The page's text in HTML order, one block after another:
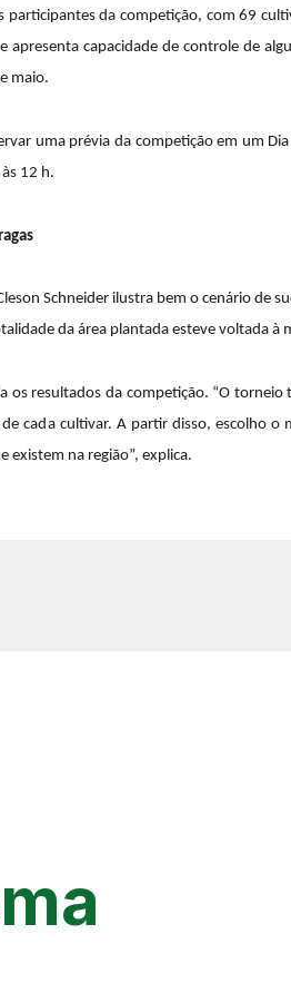
participantes da competição, com 69
apresenta capacidade de controle de
maio.
uma prévia da competição em um
12 h.
Schneider ilustra bem o cenário de
da área plantada esteve voltada à
os resultados da competição. “O
cada cultivar. A partir disso, escolho
existem na região”, explica.